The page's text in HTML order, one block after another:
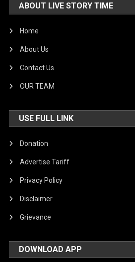
ABOUT LIVE STORY TIME
Home
About Us
Contact Us
OUR TEAM
USE FULL LINK
Donation
Advertise Tariff
Privacy Policy
Disclaimer
Grievance
DOWNLOAD APP